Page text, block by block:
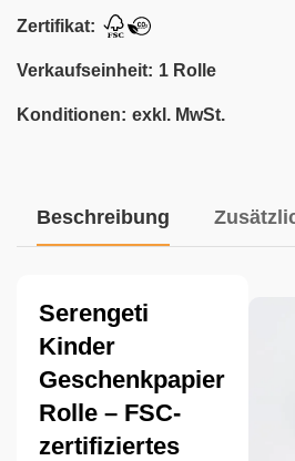
Zertifikat:
Verkaufseinheit: 1 Rolle
Konditionen: exkl. MwSt.
Beschreibung
Serengeti
Kinder
Geschenkpapier
Rolle – FSC-
zertifiziertes